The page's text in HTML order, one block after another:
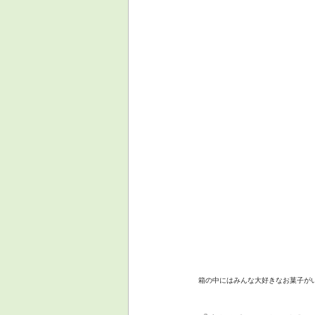
箱の中にはみんな大好きなお菓子が